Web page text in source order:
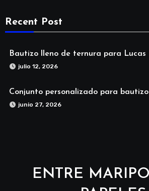
Recent Post
Bautizo lleno de ternura para Lucas
julio 12, 2026
Conjunto personalizado para bautizo
junio 27, 2026
ENTRE